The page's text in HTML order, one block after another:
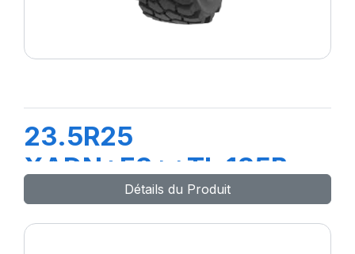
23.5R25
XADN+E3**TL 185B
Détails du Produit